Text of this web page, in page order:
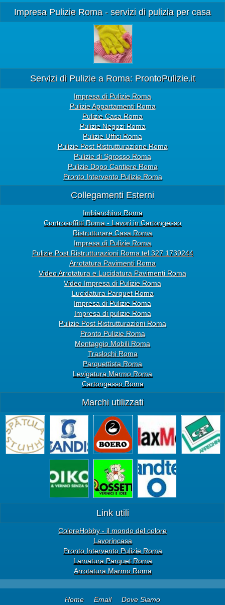
Impresa Pulizie Roma - servizi di pulizia per casa
Servizi di Pulizie a Roma: ProntoPulizie.it
Impresa di Pulizie Roma
Pulizie Appartamenti Roma
Pulizie Casa Roma
Pulizie Negozi Roma
Pulizie Uffici Roma
Pulizie Post Ristrutturazione Roma
Pulizie di Sgrosso Roma
Pulizie Dopo Cantiere Roma
Pronto Intervento Pulizie Roma
Collegamenti Esterni
Imbianchino Roma
Controsoffitti Roma - Lavori in Cartongesso
Ristrutturare Casa Roma
Impresa di Pulizie Roma
Pulizie Post Ristrutturazioni Roma tel 327.1739244
Arrotatura Pavimenti Roma
Video Arrotatura e Lucidatura Pavimenti Roma
Video Impresa di Pulizie Roma
Lucidatura Parquet Roma
Impresa di Pulizie Roma
Impresa di pulizie Roma
Pulizie Post Ristrutturazioni Roma
Pronto Pulizie Roma
Montaggio Mobili Roma
Traslochi Roma
Parquettista Roma
Levigatura Marmo Roma
Cartongesso Roma
Marchi utilizzati
Link utili
ColoreHobby - il mondo del colore
Lavorincasa
Pronto Intervento Pulizie Roma
Lamatura Parquet Roma
Arrotatura Marmo Roma
Home Email Dove Siamo